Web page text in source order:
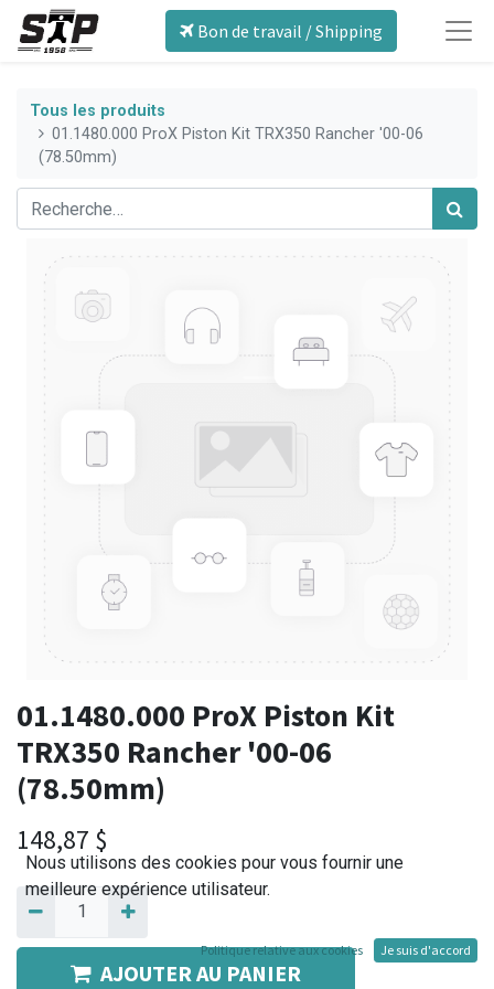
Bon de travail / Shipping
Tous les produits
01.1480.000 ProX Piston Kit TRX350 Rancher '00-06
(78.50mm)
01.1480.000 ProX Piston Kit
TRX350 Rancher '00-06
(78.50mm)
148,87 $
AJOUTER AU PANIER
Nous utilisons des cookies pour vous fournir une
meilleure expérience utilisateur.
Politique relative aux cookies Je suis d'accord